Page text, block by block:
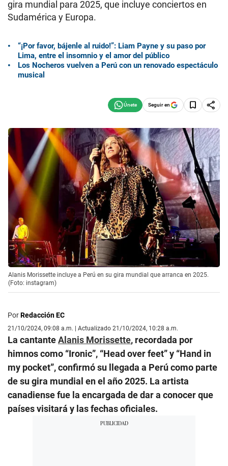
gira mundial para 2025, que incluye conciertos en
Sudamérica y Europa.
“¡Por favor, bájenle al ruido!”: Liam Payne y su paso por
Lima, entre el insomnio y el amor del público
Los Nocheros vuelven a Perú con un renovado espectáculo
musical
Seguir en
Alanis Morissette incluye a Perú en su gira mundial que arranca en 2025.
(Foto: instagram)
PorRedacción EC
21/10/2024, 09:08 a.m. | Actualizado 21/10/2024, 10:28 a.m.
La cantanteAlanis Morissette, recordada por
himnos como “Ironic”, “Head over feet” y “Hand in
my pocket”, confirmó su llegada a Perú como parte
de su gira mundial en el año 2025. La artista
canadiense fue la encargada de dar a conocer que
países visitará y las fechas oficiales.